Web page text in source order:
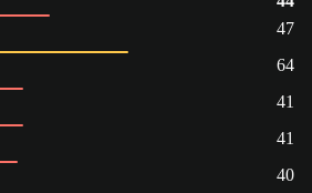
47
64
41
41
40